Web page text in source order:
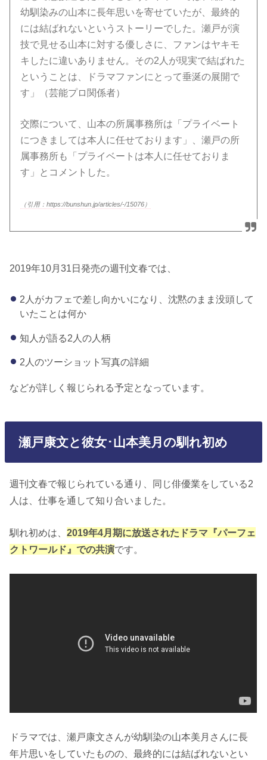
幼馴染みの山本に長年思いを寄せていたが、最終的
には結ばれないというストーリーでした。瀬戸が演
技で見せる山本に対する優しさに、ファンはヤキモ
キしたに違いありません。その2人が現実で結ばれた
ということは、ドラマファンにとって垂涎の展開で
す」（芸能プロ関係者）
交際について、山本の所属事務所は「プライベート
につきましては本人に任せております」、瀬戸の所
属事務所も「プライベートは本人に任せておりま
す」とコメントした。
（引用：https://bunshun.jp/articles/-/15076）
2019年10月31日発売の週刊文春では、
2人がカフェで差し向かいになり、沈黙のまま没頭して
いたことは何か
知人が語る2人の人柄
2人のツーショット写真の詳細
などが詳しく報じられる予定となっています。
瀬戸康文と彼女･山本美月の馴れ初め
週刊文春で報じられている通り、同じ俳優業をしている2
人は、仕事を通して知り合いました。
馴れ初めは、2019年4月期に放送されたドラマ『パーフェ
クトワールド』での共演です。
ドラマでは、瀬戸康文さんが幼馴染の山本美月さんに長
年片思いをしていたものの、最終的には結ばれないとい